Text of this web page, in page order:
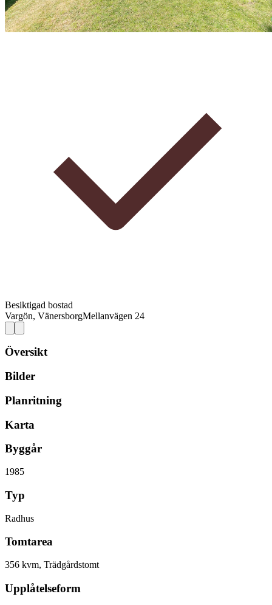
Besiktigad bostad
Vargön, VänersborgMellanvägen 24
Översikt
Bilder
Planritning
Karta
Byggår
1985
Typ
Radhus
Tomtarea
356 kvm, Trädgårdstomt
Upplåtelseform